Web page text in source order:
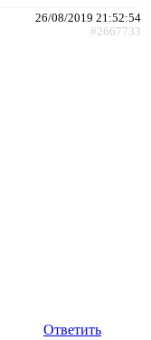
26/08/2019 21:52:54
#2667733
Ответить